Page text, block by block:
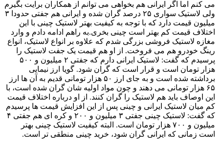
می کنم اما اگر ایرانی هم بخواهی می توانم از همکاران برایت بگیرم
ولی لاستیک سواری ۲۵ درصد گران شده و ایرانی هم جفتی حدودا ۳
میلیون قیمت دارد که با توجه به کیفیت بهتر لاستیک چینی با این
اختلاف قیمت کم بهتر است چینی بخری.به راهم ادامه دادم و وارد
مغازه لاستیک فروشی بزرگی شدم که علاوه بر انواع لاستیک، انواع
رینگ خودرو هم می فروخت. از او هم قیمت یک جفت لاستیک را
پرسیدم که گفت: لاستیک ایرانی دارم که جفتی ۲ میلیون و ۵۰۰
هزار تومان است و قرار است که گران شود. گویا ارز نیمایی
برداشته شده است و به جای ارز ۵۰ هزار تومانی قدیم به آن ها ارز
۶۵ هزار تومانی می دهند و چون مواد اولیه شان گران شده است، با
این اوصاف باید هم لاستیک را گران کنند. از او درباره اختلاف قیمت
کم میان لاستیک ایرانی و چینی پس از این افزایش قیمت ها پرسیدم
که گفت: لاستیک چینی جفتی ۳ میلیون و ۲۰۰ و کره ای هم جفتی ۴
میلیون و ۷۰۰ هزار تومان است. البته کیفیت لاستیک چینی بهتر
است زمانی که ایرانی گران شود، خرید چینی منطقی تر است.